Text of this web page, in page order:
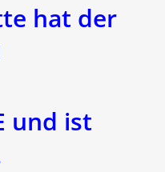
hat der
und ist